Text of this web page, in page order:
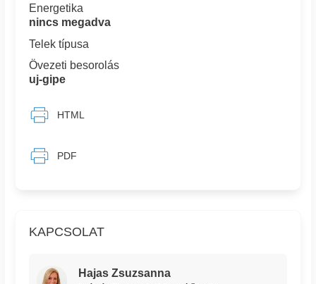
KAPCSOLAT
Hajas Zsuzsanna
Energetika
nincs megadva
Telek típusa
Övezeti besorolás
uj-gipe
HTML
PDF